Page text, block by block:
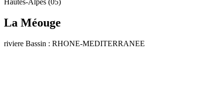
Hautes-Alpes (05)
La Méouge
riviere Bassin : RHONE-MEDITERRANEE